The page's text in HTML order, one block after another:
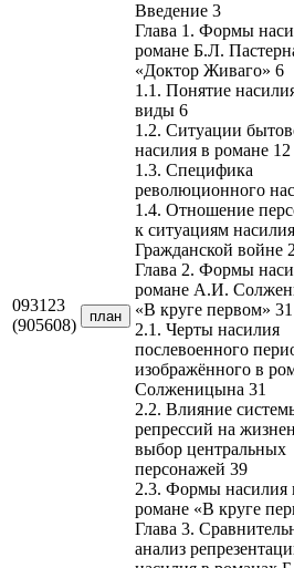
093123
(905608)
план
Введение 3
Глава 1. Формы
романе Б.Л.
«Доктор Живаго» 6
1.1. Понятие
виды 6
1.2. Ситуации
насилия в романе 12
1.3. Специфика
революционного
1.4. Отношение
к ситуациям
Гражданской войне
Глава 2. Формы
романе А.И.
«В круге первом» 31
2.1. Черты насилия
послевоенного
изображённого в
Солженицына 31
2.2. Влияние
репрессий на
выбор центральных
персонажей 39
2.3. Формы насилия
романе «В круге
Глава 3.
анализ